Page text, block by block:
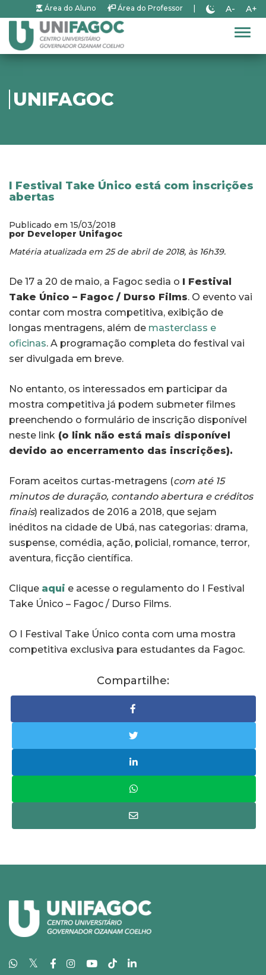
Área do Aluno Área do Professor A- A+
UNIFAGOC
I Festival Take Único está com inscrições
abertas
Publicado em 15/03/2018
por Developer Unifagoc
Matéria atualizada em 25 de abril de 2018, às 16h39.
De 17 a 20 de maio, a Fagoc sedia o I Festival
Take Único – Fagoc / Durso Films. O evento vai
contar com mostra competitiva, exibição de
longas mentragens, além de masterclass e
oficinas. A programação completa do festival vai
ser divulgada em breve.
No entanto, os interessados em participar da
mostra competitiva já podem submeter filmes
preenchendo o formulário de inscrição disponível
neste link (o link não está mais disponível
devido ao encerramento das inscrições).
Foram aceitos curtas-metragens (com até 15
minutos de duração, contando abertura e créditos
finais) realizados de 2016 a 2018, que sejam
inéditos na cidade de Ubá, nas categorias: drama,
suspense, comédia, ação, policial, romance, terror,
aventura, ficção científica.
Clique aqui e acesse o regulamento do I Festival
Take Único – Fagoc / Durso Films.
O I Festival Take Único conta com uma mostra
competitiva exclusiva para estudantes da Fagoc.
Compartilhe:
𝕏